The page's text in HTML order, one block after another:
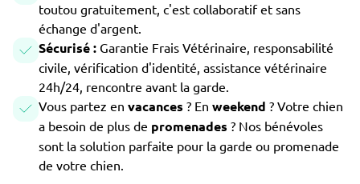
toutou gratuitement, c'est collaboratif et sans
échange d'argent.
Sécurisé : Garantie Frais Vétérinaire, responsabilité
civile, vérification d'identité, assistance vétérinaire
24h/24, rencontre avant la garde.
Vous partez en vacances ? En weekend ? Votre chien
a besoin de plus de promenades ? Nos bénévoles
sont la solution parfaite pour la garde ou promenade
de votre chien.